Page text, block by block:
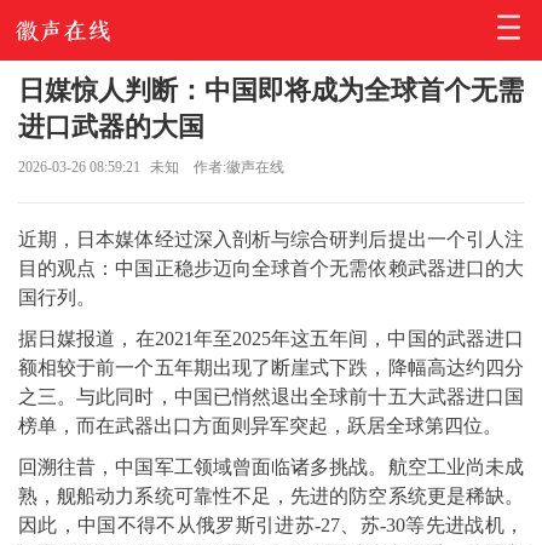
日媒惊人判断：中国即将成为全球首个无需
进口武器的大国
2026-03-26 08:59:21 未知 作者:徽声在线
近期，日本媒体经过深入剖析与综合研判后提出一个引人注
目的观点：中国正稳步迈向全球首个无需依赖武器进口的大
国行列。
据日媒报道，在2021年至2025年这五年间，中国的武器进口
额相较于前一个五年期出现了断崖式下跌，降幅高达约四分
之三。与此同时，中国已悄然退出全球前十五大武器进口国
榜单，而在武器出口方面则异军突起，跃居全球第四位。
回溯往昔，中国军工领域曾面临诸多挑战。航空工业尚未成
熟，舰船动力系统可靠性不足，先进的防空系统更是稀缺。
因此，中国不得不从俄罗斯引进苏-27、苏-30等先进战机，